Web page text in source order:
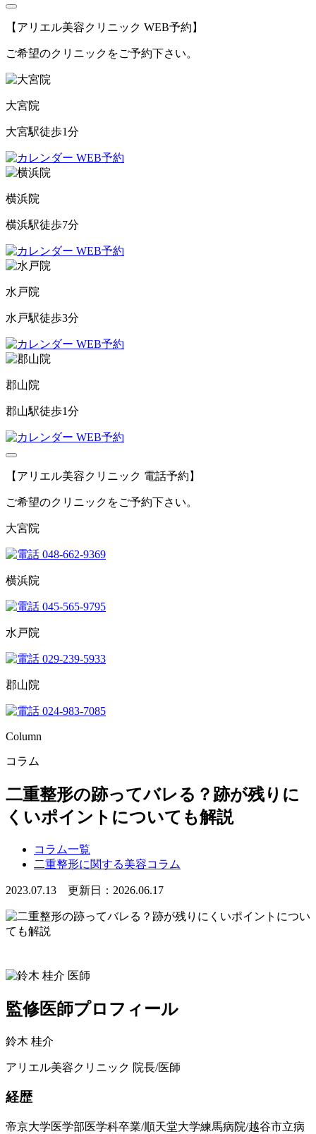
【アリエル美容クリニック WEB予約】
ご希望のクリニックをご予約下さい。
大宮院
大宮駅徒歩1分
WEB予約
横浜院
横浜駅徒歩7分
WEB予約
水戸院
水戸駅徒歩3分
WEB予約
郡山院
郡山駅徒歩1分
WEB予約
【アリエル美容クリニック 電話予約】
ご希望のクリニックをご予約下さい。
大宮院
048-662-9369
横浜院
045-565-9795
水戸院
029-239-5933
郡山院
024-983-7085
Column
コラム
二重整形の跡ってバレる？跡が残りに
くいポイントについても解説
コラム一覧
二重整形に関する美容コラム
2023.07.13 更新日：2026.06.17
監修医師プロフィール
鈴木 桂介
アリエル美容クリニック 院長/医師
経歴
帝京大学医学部医学科卒業/順天堂大学練馬病院/越谷市立病